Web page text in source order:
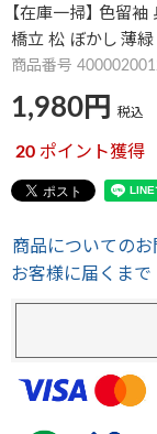
【在庫一掃】 色留
橋立 松 ぼかし 薄
商品番号
1,980 税込
20 ポイント獲得
商品についての
お客様に届くまで